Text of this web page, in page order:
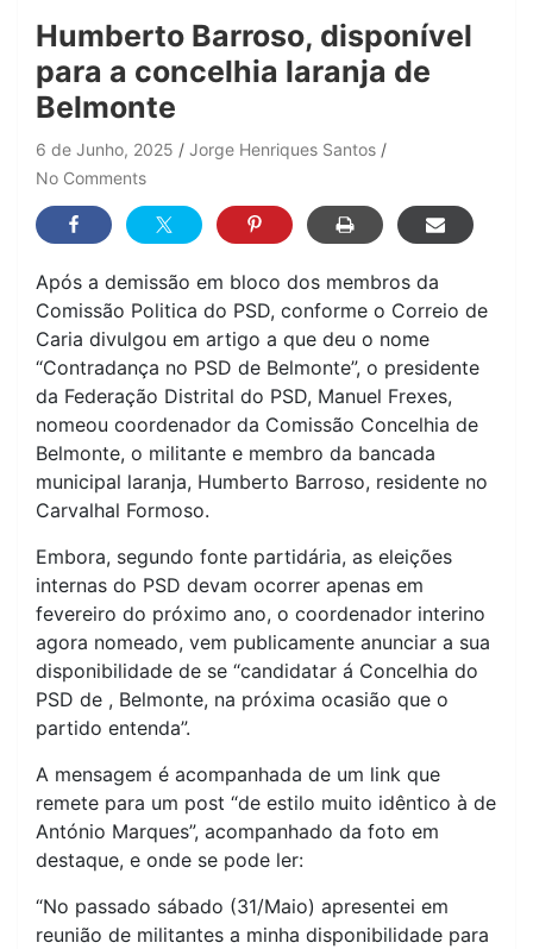
Humberto Barroso, disponível
para a concelhia laranja de
Belmonte
6 de Junho, 2025
Jorge Henriques Santos
No Comments
Após a demissão em bloco dos membros da
Comissão Politica do PSD, conforme o Correio de
Caria divulgou em artigo a que deu o nome
“Contradança no PSD de Belmonte”, o presidente
da Federação Distrital do PSD, Manuel Frexes,
nomeou coordenador da Comissão Concelhia de
Belmonte, o militante e membro da bancada
municipal laranja, Humberto Barroso, residente no
Carvalhal Formoso.
Embora, segundo fonte partidária, as eleições
internas do PSD devam ocorrer apenas em
fevereiro do próximo ano, o coordenador interino
agora nomeado, vem publicamente anunciar a sua
disponibilidade de se “candidatar á Concelhia do
PSD de , Belmonte, na próxima ocasião que o
partido entenda”.
A mensagem é acompanhada de um link que
remete para um post “de estilo muito idêntico à de
António Marques”, acompanhado da foto em
destaque, e onde se pode ler:
“No passado sábado (31/Maio) apresentei em
reunião de militantes a minha disponibilidade para